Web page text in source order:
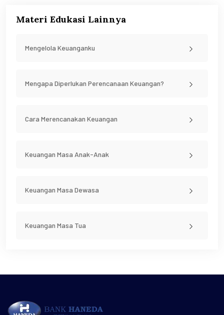
Materi Edukasi Lainnya
Mengelola Keuanganku
Mengapa Diperlukan Perencanaan Keuangan?
Cara Merencanakan Keuangan
Keuangan Masa Anak-Anak
Keuangan Masa Dewasa
Keuangan Masa Tua